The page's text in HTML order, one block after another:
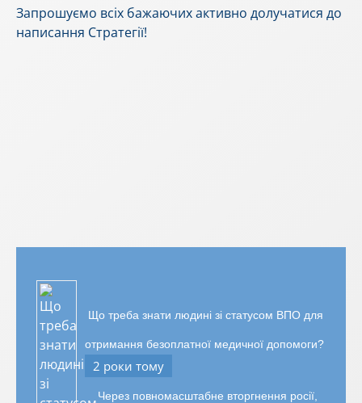
Запрошуємо всіх бажаючих активно долучатися до
написання Стратегії!
Що треба знати людині зі статусом ВПО для
отримання безоплатної медичної допомоги?
2 роки тому
Через повномасштабне вторгнення росії,